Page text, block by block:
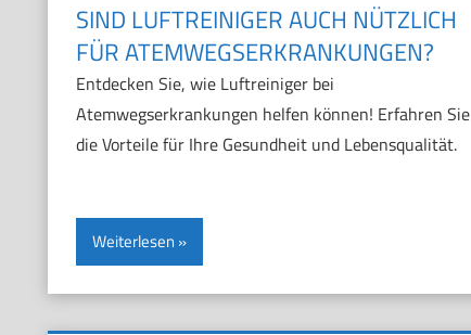
SIND LUFTREINIGER AUCH NÜTZLICH
FÜR ATEMWEGSERKRANKUNGEN?
Entdecken Sie, wie Luftreiniger bei
Atemwegserkrankungen helfen können! Erfahren Sie
die Vorteile für Ihre Gesundheit und Lebensqualität.
Weiterlesen